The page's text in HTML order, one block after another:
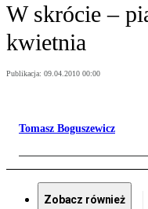
W skrócie –
kwietnia
Publikacja: 09.04.2010 00:00
Tomasz Boguszewicz
Zobacz również